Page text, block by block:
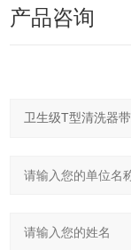
产品咨询